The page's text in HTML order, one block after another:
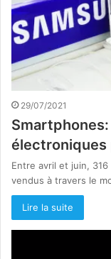
29/07/2021
électroniques
Entre avril et juin,
vendus à travers le
Lire la suite